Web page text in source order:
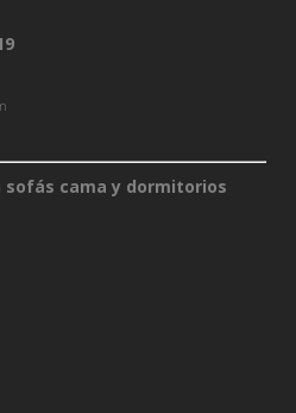
sofás cama y dormitorios